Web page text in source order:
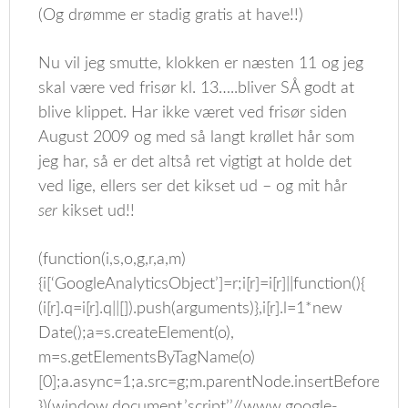
(Og drømme er stadig gratis at have!!)
Nu vil jeg smutte, klokken er næsten 11 og jeg
skal være ved frisør kl. 13…..bliver SÅ godt at
blive klippet. Har ikke været ved frisør siden
August 2009 og med så langt krøllet hår som
jeg har, så er det altså ret vigtigt at holde det
ved lige, ellers ser det kikset ud – og mit hår
ser kikset ud!!
(function(i,s,o,g,r,a,m)
{i[‘GoogleAnalyticsObject’]=r;i[r]=i[r]||function(){
(i[r].q=i[r].q||[]).push(arguments)},i[r].l=1*new
Date();a=s.createElement(o),
m=s.getElementsByTagName(o)